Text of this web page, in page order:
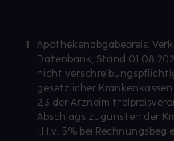
1
Apothekenabgabepreis:
Datenbank, Stand
nicht
gesetzlicher Krankenkassen
2,3 der
Abschlags zugunsten der
i.H.v. 5% bei